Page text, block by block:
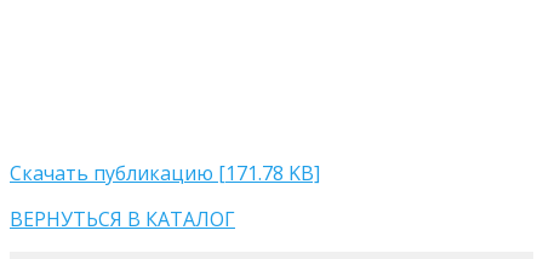
Скачать публикацию [171.78 KB]
ВЕРНУТЬСЯ В КАТАЛОГ